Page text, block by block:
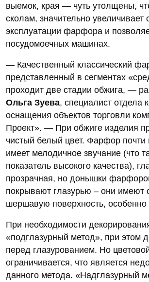
выемок, края — чуть утолщены,
сколам, значительно увеличивает
эксплуатации фарфора и
посудомоечных машинах.
— Качественный классический
представленный в сегментах
проходит две стадии обжига, —
Ольга Зуева, специалист отдела
оснащения объектов торговли
Проект». — При обжиге изделия
чистый белый цвет. Фарфор почти
имеет мелодичное звучание (что
показатель высокого качества),
прозрачная, но донышки
покрывают глазурью – они имеют
шершавую поверхность, особенно
При необходимости
«подглазурный метод», при этом
перед глазурованием. Но
ограничивается, что является
данного метода. «Надглазурный